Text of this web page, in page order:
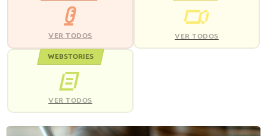
VER TODOS VER TODOS
WEBSTORIES
VER TODOS